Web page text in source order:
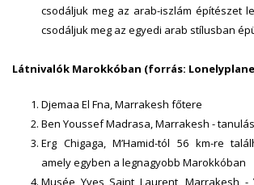
csodáljuk meg az arab-iszlám építészet
csodáljuk meg az egyedi arab stílusban
Látnivalók Marokkóban (forrás:
Djemaa El Fna, Marrakesh főtere
Ben Youssef Madrasa, Marrakesh -
Erg Chigaga, M’Hamid-tól 56 km-re
amely egyben a legnagyobb Marokkóban
Musée Yves Saint Laurent, Marrakesh -